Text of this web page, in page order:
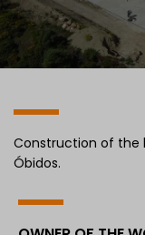
Construction of the
Óbidos.